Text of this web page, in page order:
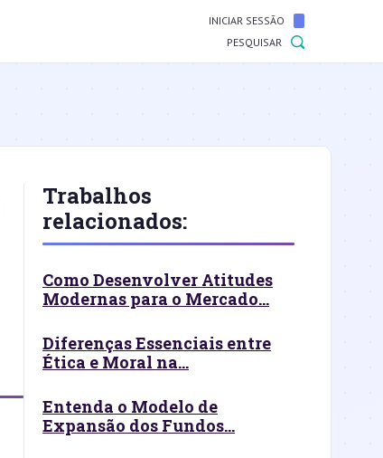
INICIAR SESSÃO
PESQUISAR
Trabalhos
relacionados:
Como Desenvolver Atitudes
Modernas para o Mercado...
Diferenças Essenciais entre
Ética e Moral na...
Entenda o Modelo de
Expansão dos Fundos...